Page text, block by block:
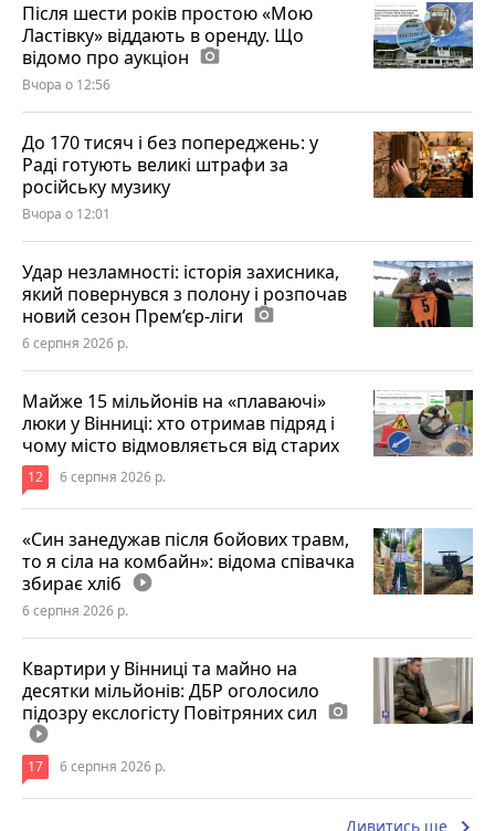
Після шести років простою «Мою
Ластівку» віддають в оренду. Що
відомо про аукціон photo_camera
Вчора о 12:56
До 170 тисяч і без попереджень: у
Раді готують великі штрафи за
російську музику
Вчора о 12:01
Удар незламності: історія захисника,
який повернувся з полону і розпочав
новий сезон Прем’єр-ліги photo_camera
6 серпня 2026 р.
Майже 15 мільйонів на «плаваючі»
люки у Вінниці: хто отримав підряд і
чому місто відмовляється від старих
12 6 серпня 2026 р.
«Син занедужав після бойових травм,
то я сіла на комбайн»: відома співачка
збирає хліб play_circle_filled
6 серпня 2026 р.
Квартири у Вінниці та майно на
десятки мільйонів: ДБР оголосило
підозру екслогісту Повітряних сил photo_camera
play_circle_filled
17 6 серпня 2026 р.
Дивитись ще